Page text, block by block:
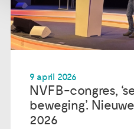
9 april 2026
NVFB-congres,
beweging’.
2026